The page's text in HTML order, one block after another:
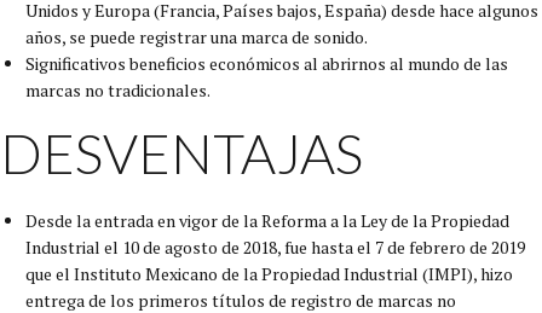
Unidos y Europa (Francia, Países bajos, España) desde hace algunos
años, se puede registrar una marca de sonido.
Significativos beneficios económicos al abrirnos al mundo de las
marcas no tradicionales.
DESVENTAJAS
Desde la entrada en vigor de la Reforma a la Ley de la Propiedad
Industrial el 10 de agosto de 2018, fue hasta el 7 de febrero de 2019
que el Instituto Mexicano de la Propiedad Industrial (IMPI), hizo
entrega de los primeros títulos de registro de marcas no